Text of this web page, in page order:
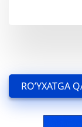
RO’YXATGA